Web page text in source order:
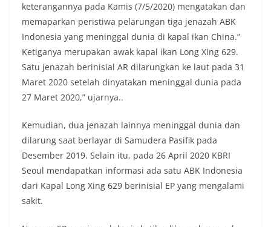
keterangannya pada Kamis (7/5/2020) mengatakan dan
memaparkan peristiwa pelarungan tiga jenazah ABK
Indonesia yang meninggal dunia di kapal ikan China.”
Ketiganya merupakan awak kapal ikan Long Xing 629.
Satu jenazah berinisial AR dilarungkan ke laut pada 31
Maret 2020 setelah dinyatakan meninggal dunia pada
27 Maret 2020,” ujarnya..
Kemudian, dua jenazah lainnya meninggal dunia dan
dilarung saat berlayar di Samudera Pasifik pada
Desember 2019. Selain itu, pada 26 April 2020 KBRI
Seoul mendapatkan informasi ada satu ABK Indonesia
dari Kapal Long Xing 629 berinisial EP yang mengalami
sakit.